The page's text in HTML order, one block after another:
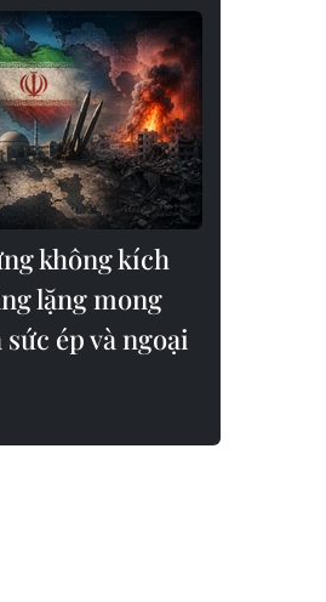
không kích
lặng mong
ép và ngoại